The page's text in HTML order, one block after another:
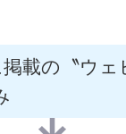
載の〝ウェ